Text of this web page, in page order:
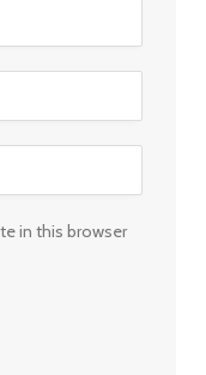
in this browser